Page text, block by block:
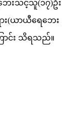
ေးသင့်သူ(၁၇)ဦး
(ယာယီရေဘေး
ောင်း သိရသည်။